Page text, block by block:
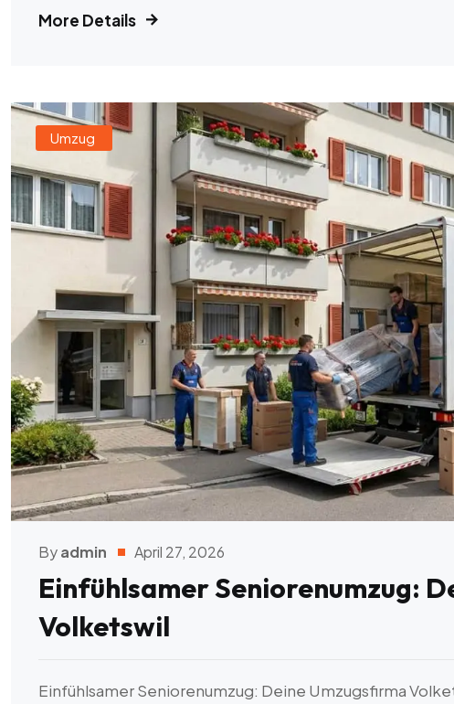
More Details
Umzug
Byadmin April 27, 2026
Einfühlsamer Seniorenumzug:
Volketswil
Einfühlsamer Seniorenumzug: Deine Umzugsfirma